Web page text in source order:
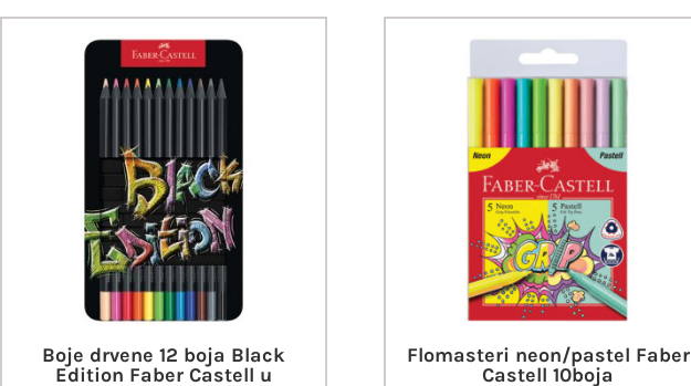
Boje drvene 12 boja Black
Edition Faber Castell u
Flomasteri neon/pastel Faber
Castell 10boja